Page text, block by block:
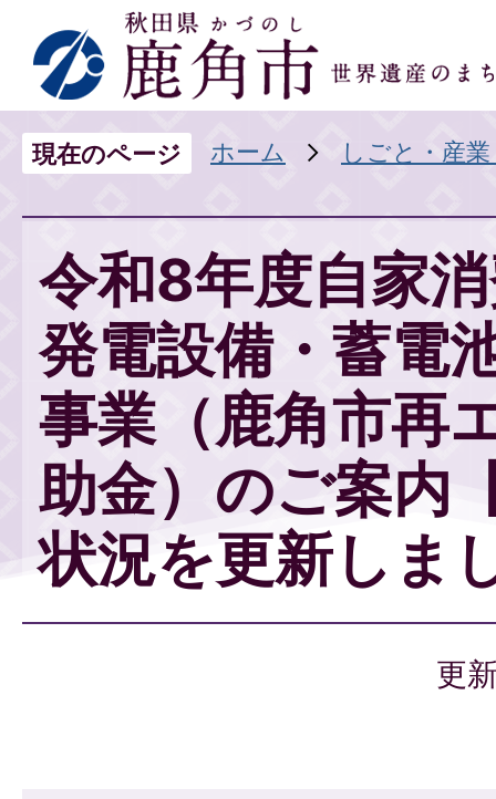
現在のページ ホーム しごと・産
令和8年度自家
発電設備・蓄電
事業（鹿角市再
助金）のご案内
状況を更新しま
更